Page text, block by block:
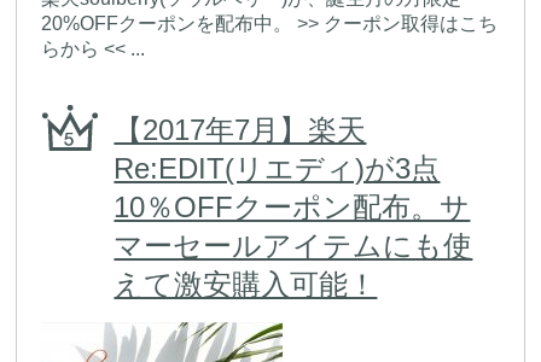
20%OFFクーポンを配布中。 >> クーポン取得はこち
らから << ...
【2017年7月】楽天
Re:EDIT(リエディ)が3点
10％OFFクーポン配布。サ
マーセールアイテムにも使
えて激安購入可能！